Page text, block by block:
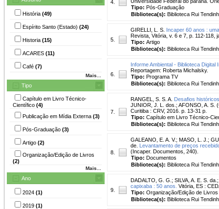
História (49)
Espírito Santo (Estado) (24)
Historia (15)
ACARES (11)
Café (7)
Mais...
Tipo
Capítulo em Livro Técnico-
Científico (4)
Publicação em Mídia Externa (3)
Pós-Graduação (3)
Artigo (2)
Organização/Edição de Livros
(2)
Mais...
Ano
2024 (1)
2019 (1)
4.
Tipo: Pós-Graduação
Biblioteca(s): Biblioteca Rui
5.
GIRELLI, L. S. Incaper 60 anos :
Revista, Vitória, v. 6 e 7, p. 112-118,
Tipo: Artigo
Biblioteca(s): Biblioteca Rui
6.
Informe Ambiental - Biblioteca Digital
Reportagem: Roberta Michalsky.
Tipo: Programa TV
Biblioteca(s): Biblioteca Rui
7.
RANGEL, S. S. A. Desafios
JUNIOR, J. L. dos.; AFONSO, A. S.
Curitiba : CRV, 2016. p. 13-31 p.
Tipo: Capítulo em Livro Técnico-
Biblioteca(s): Biblioteca Rui
8.
GALEANO, E. A. V.; MASO, L. J. ;
de. Levantamento de preços
(Incaper. Documentos, 240).
Tipo: Documentos
Biblioteca(s): Biblioteca Rui
9.
DADALTO, G. G. ; SILVA, A. E. S. da.
capixaba : 50 anos. Vitória, ES :
Tipo: Organização/Edição de Livros
Biblioteca(s): Biblioteca Rui